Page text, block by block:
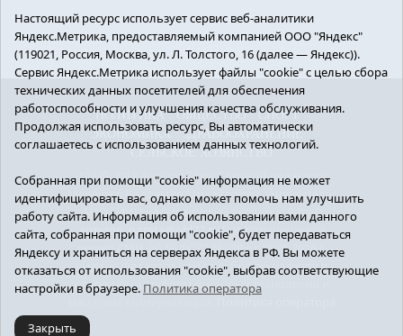
ПОЛИТИКА ОБЩЕСТВО
СПОРТ
ЭКОНОМИКА
ЗДРАВООХРАНЕНИЕ
СЕЛЬСКОЕ ХОЗЯЙСТВО
12+ © 2018 Armizon72.ру. Главный редактор:
Мелешко Владимир Михайлович. Учредитель:
АНО «ИИЦ «Армизонский вестник». E-mail:
armizon_gazeta@obl72.ruРегистрационный
номер СМИ ЭЛ № ФС77-66939 от 25.08.2016 г.
выдано Федеральной службой по надзору в
сфере связи, информационных технологий и
Настоящий ресурс использует сервис веб-аналитики
Яндекс.Метрика, предоставляемый компанией ООО "Яндекс"
(119021, Россия, Москва, ул. Л. Толстого, 16 (далее — Яндекс)).
Сервис Яндекс.Метрика использует файлы "cookie" с целью сбора
технических данных посетителей для обеспечения
работоспособности и улучшения качества обслуживания.
Продолжая использовать ресурс, Вы автоматически
соглашаетесь с использованием данных технологий.
Собранная при помощи "cookie" информация не может
идентифицировать вас, однако может помочь нам улучшить
работу сайта. Информация об использовании вами данного
сайта, собранная при помощи "cookie", будет передаваться
Яндексу и храниться на серверах Яндекса в РФ. Вы можете
отказаться от использования "cookie", выбрав соответствующие
настройки в браузере. Политика оператора
Закрыть